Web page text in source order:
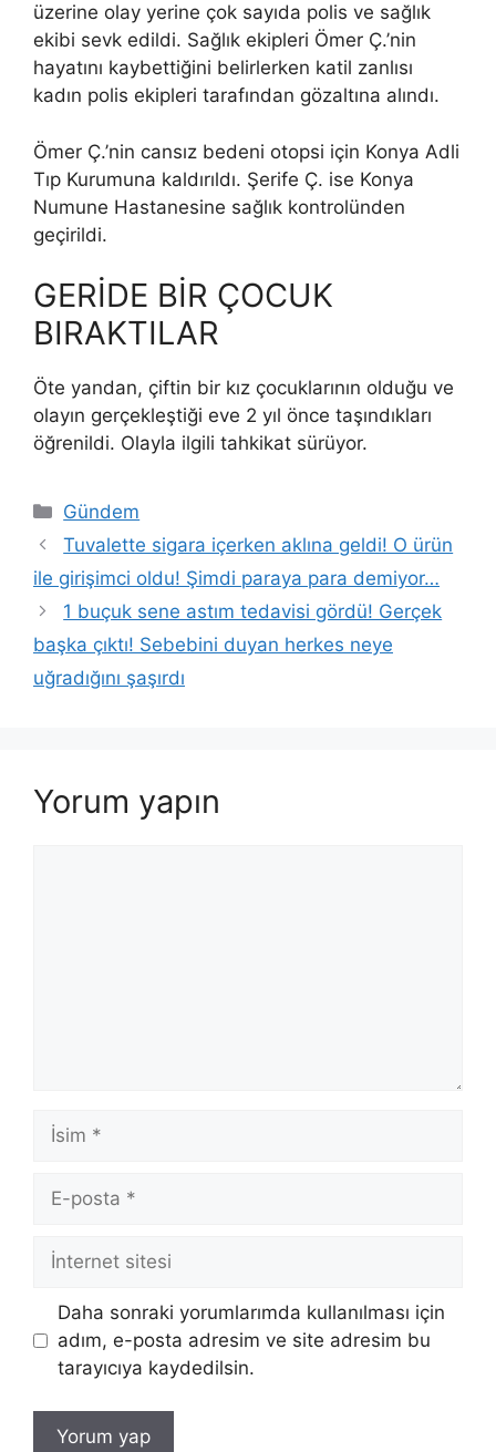
üzerine olay yerine çok sayıda polis ve sağlık
ekibi sevk edildi. Sağlık ekipleri Ömer Ç.’nin
hayatını kaybettiğini belirlerken katil zanlısı
kadın polis ekipleri tarafından gözaltına alındı.
Ömer Ç.’nin cansız bedeni otopsi için Konya Adli
Tıp Kurumuna kaldırıldı. Şerife Ç. ise Konya
Numune Hastanesine sağlık kontrolünden
geçirildi.
GERİDE BİR ÇOCUK
BIRAKTILAR
Öte yandan, çiftin bir kız çocuklarının olduğu ve
olayın gerçekleştiği eve 2 yıl önce taşındıkları
öğrenildi. Olayla ilgili tahkikat sürüyor.
Kategoriler
Gündem
Tuvalette sigara içerken aklına geldi! O ürün
ile girişimci oldu! Şimdi paraya para demiyor…
1 buçuk sene astım tedavisi gördü! Gerçek
başka çıktı! Sebebini duyan herkes neye
uğradığını şaşırdı
Yorum yapın
İsim
posta
İnternet
Daha sonraki yorumlarımda kullanılması için
adım, e-posta adresim ve site adresim bu
tarayıcıya kaydedilsin.